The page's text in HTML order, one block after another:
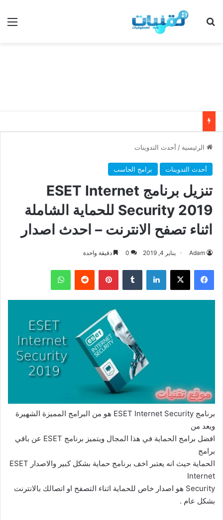
بحث عن
الرئيسية / أحدث التدوينات
أحدث التدوينات برامج الحاسب
تنزيل برنامج ESET Internet
Security 2019 للحماية الشاملة
اثناء تصفح الانترنت – احدث اصدار
Adam يناير 4, 2019 0 دقيقة واحدة
فيسبوك ‫X لينكدإن بينتيريست واتساب
برنامج ESET Internet Security هو من البرامج المميزة الشهيرة
ويعد من
افضل برامج الحماية في هذا المجال ويتميز برنامج ESET عن باقي
برامج
الحماية حيث انه يعتبر اخف برنامج حماية بشكل كبير والاصدار ESET
Internet
Security هو اصدار خاص للحماية اثناء التصفح او اتصالك بالانترنت
بشكل عام .